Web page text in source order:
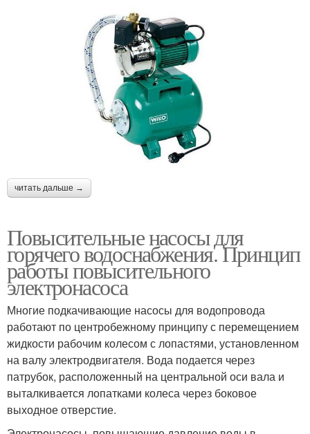
читать дальше →
Повысительные насосы для
горячего водоснабжения. Принцип
работы повысительного
электронасоса
Многие подкачивающие насосы для водопровода
работают по центробежному принципу с перемещением
жидкости рабочим колесом с лопастями, установленном
на валу электродвигателя. Вода подается через
патрубок, расположенный на центральной оси вала и
выталкивается лопатками колеса через боковое
выходное отверстие.